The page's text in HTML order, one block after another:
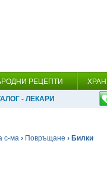
РЕЦЕПТИ
- ЛЕКАРИ
с-ма › Повръщане › Билки